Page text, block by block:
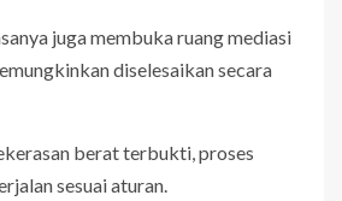
juga membuka ruang mediasi
diselesaikan secara
berat terbukti, proses
sesuai aturan.